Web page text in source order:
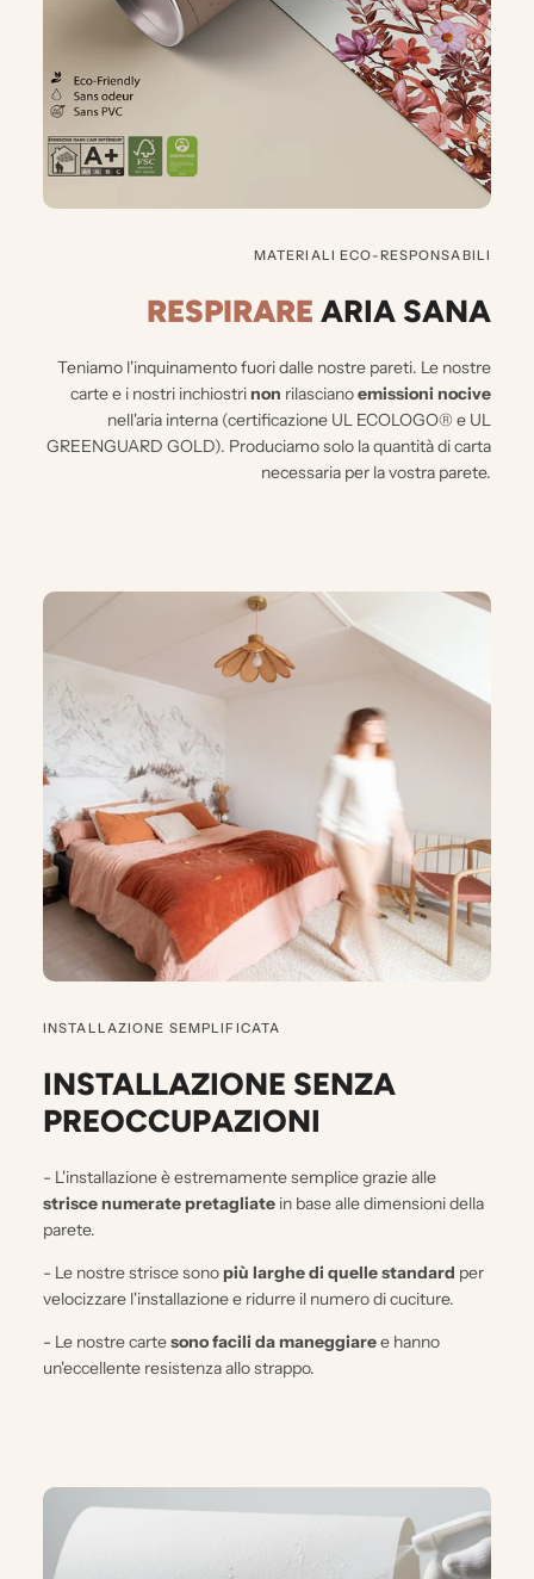
MATERIALI ECO-RESPONSABILI
RESPIRARE ARIA SANA
Teniamo l'inquinamento fuori dalle nostre pareti. Le nostre
carte e i nostri inchiostrinon rilascianoemissioni nocive
nell'aria interna (certificazione UL ECOLOGO® e UL
GREENGUARD GOLD). Produciamo solo la quantità di carta
necessaria per la vostra parete.
INSTALLAZIONE SEMPLIFICATA
INSTALLAZIONE SENZA
PREOCCUPAZIONI
- L'installazione è estremamente semplice grazie alle
strisce numerate pretagliate in base alle dimensioni della
parete.
- Le nostre strisce sonopiù larghe di quelle standard per
velocizzare l'installazione e ridurre il numero di cuciture.
- Le nostre cartesono facili da maneggiaree hanno
un'eccellente resistenza allo strappo.